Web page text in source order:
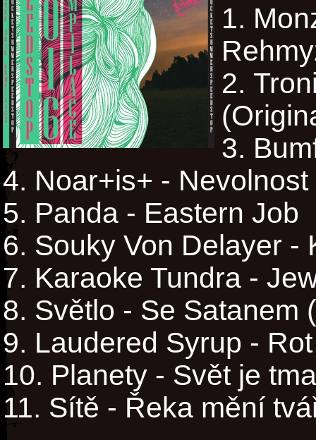
Noar+is+ - Nevolnost
Panda - Eastern Job
Souky Von Delayer -
Karaoke Tundra -
Světlo - Se Satanem
Laudered Syrup -
Planety - Svět je
Sítě - Řeka mění